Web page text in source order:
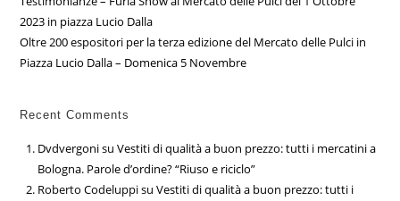
2023 in piazza Lucio Dalla
Oltre 200 espositori per la terza edizione del Mercato delle Pulci in
Piazza Lucio Dalla – Domenica 5 Novembre
Recent Comments
DvdvergonisuVestiti di qualità a buon prezzo: tutti i mercatini a
Bologna. Parole d’ordine? “Riuso e riciclo”
Roberto CodeluppisuVestiti di qualità a buon prezzo: tutti i